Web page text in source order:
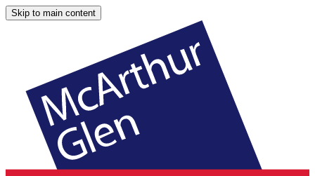
Skip to main content